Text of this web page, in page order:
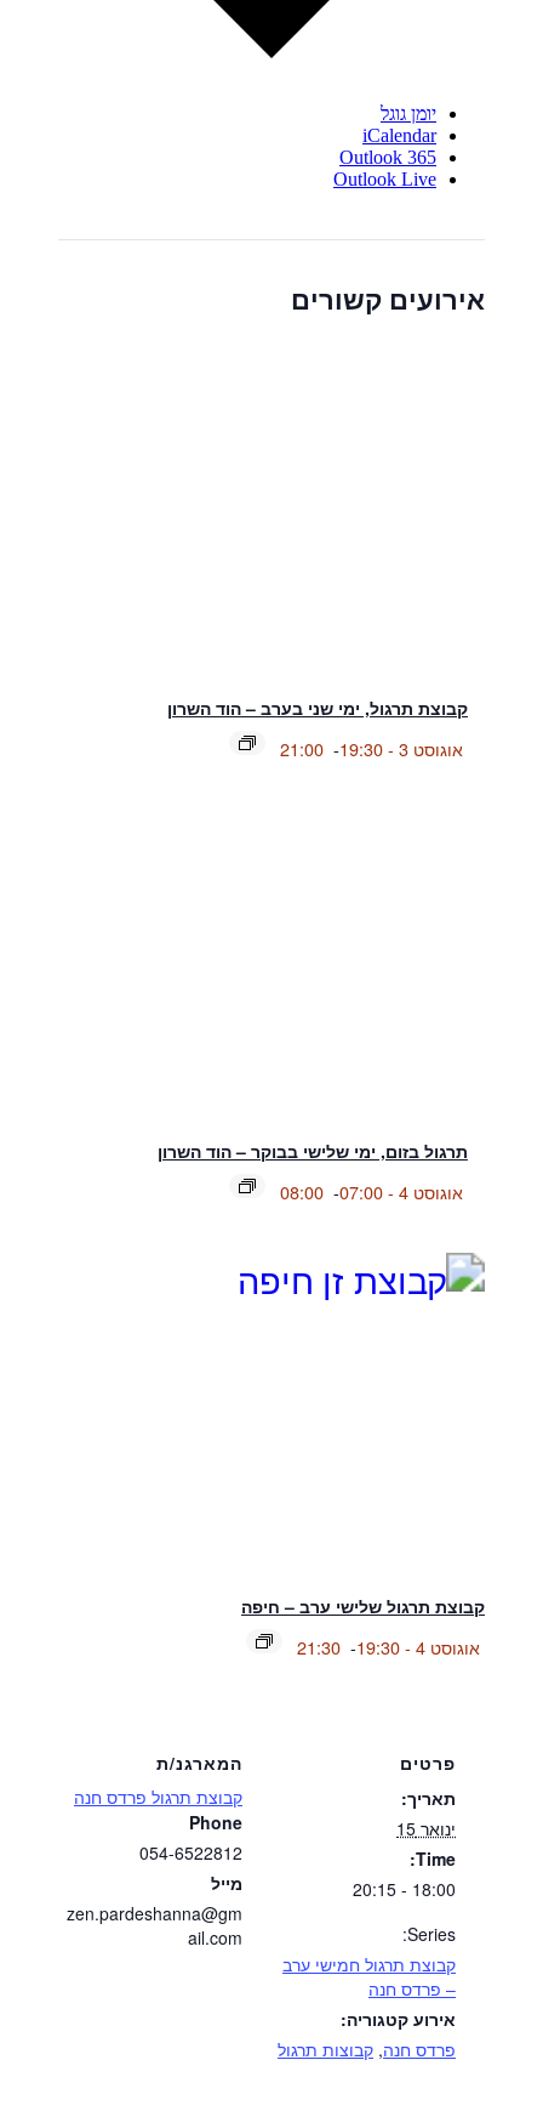
יומן גוגל
iCalendar
Outlook 365
Outlook Live
אירועים קשורים
קבוצת תרגול, ימי שני בערב – הוד השרון
אוגוסט 3 - 19:30 -
21:00
תרגול בזום, ימי שלישי בבוקר – הוד השרון
אוגוסט 4 - 07:00 -
08:00
קבוצת תרגול שלישי ערב – חיפה
אוגוסט 4 - 19:30 -
21:30
פרטים
תאריך:
ינואר 15
Time:
18:00 - 20:15
Series:
קבוצת תרגול חמישי ערב
– פרדס חנה
אירוע קטגוריה:
פרדס חנה, קבוצות תרגול
המארגנ/ת
קבוצת תרגול פרדס חנה
Phone
054-6522812
מייל
zen.pardeshanna@gm
ail.com